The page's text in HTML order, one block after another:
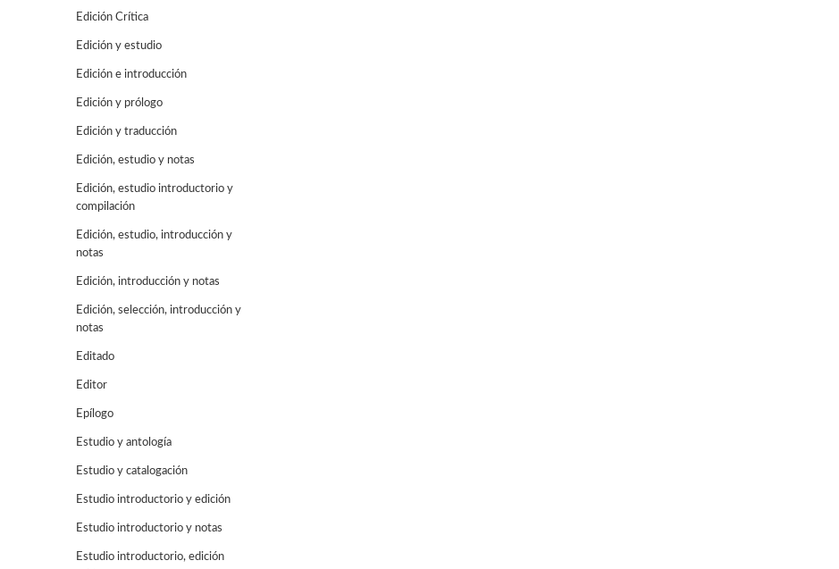
Edición Crítica
Edición y estudio
Edición e introducción
Edición y prólogo
Edición y traducción
Edición, estudio y notas
Edición, estudio introductorio y
compilación
Edición, estudio, introducción y
notas
Edición, introducción y notas
Edición, selección, introducción y
notas
Editado
Editor
Epílogo
Estudio y antología
Estudio y catalogación
Estudio introductorio y edición
Estudio introductorio y notas
Estudio introductorio, edición